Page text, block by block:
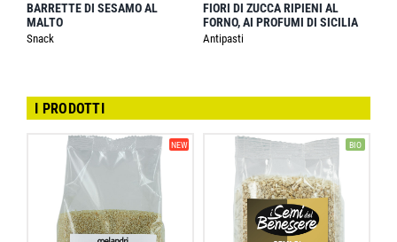
BARRETTE DI SESAMO AL
MALTO
Snack
FIORI DI ZUCCA RIPIENI AL
FORNO, AI PROFUMI DI SICILIA
Antipasti
I PRODOTTI
NEW BIO